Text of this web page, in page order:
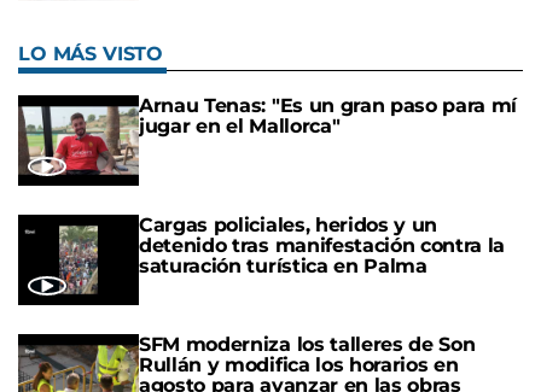
LO MÁS VISTO
Arnau Tenas: "Es un gran paso para mí
jugar en el Mallorca"
Cargas policiales, heridos y un
detenido tras manifestación contra la
saturación turística en Palma
SFM moderniza los talleres de Son
Rullán y modifica los horarios en
agosto para avanzar en las obras